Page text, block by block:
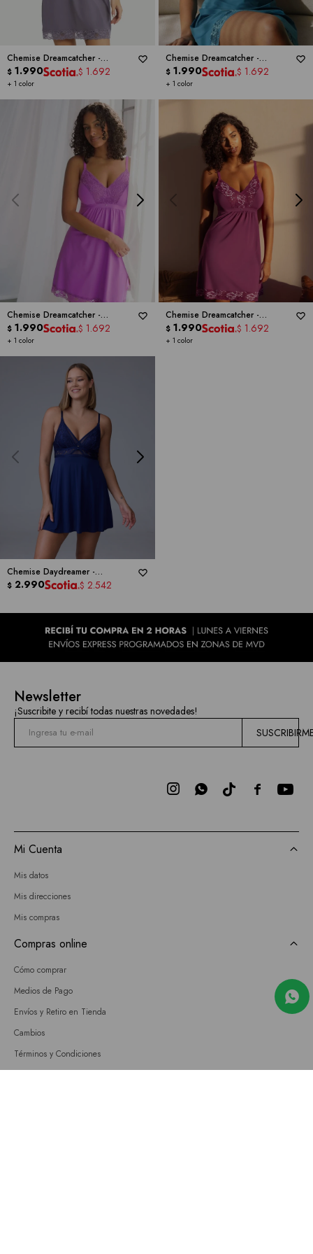
Chemise Dreamcatcher -
MONTELLE
+ 1 color
$ 1.990 $ 1.692
Chemise Dreamcatcher -
MONTELLE
+ 1 color
$ 1.990 $ 1.692
Chemise Dreamcatcher -
MONTELLE
+ 1 color
$ 1.990 $ 1.692
Chemise Dreamcatcher -
MONTELLE
+ 1 color
$ 1.990 $ 1.692
Chemise Daydreamer -
MONTELLE
$ 2.990 $ 2.542
Newsletter
¡Suscribite y recibí todas nuestras novedades!

 
Mi Cuenta
Mis datos
Mis direcciones
Mis compras
Compras online
Cómo comprar
Medios de Pago
Envíos y Retiro en Tienda
Cambios
Términos y Condiciones